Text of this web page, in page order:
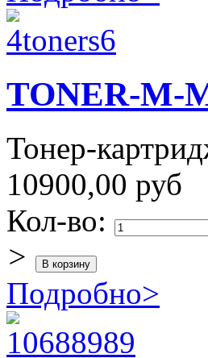
TONER-M-
Тонер-
10900,00 руб
Кол-во:
>
Подробно>